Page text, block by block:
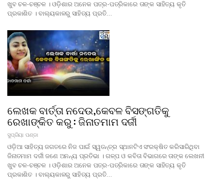
ଖୁବ ଚଳ-ଚଞ୍ଚଳ । ଓଡ଼ିଶାର ଅନେକ ପତ୍ର-ପତ୍ରିକାରେ ତାଙ୍କ ସାହିତ୍ୟ କୃତି
ପ୍ରକାଶିତ । ବାଲ୍ୟକାଳରୁ ସାହିତ୍ୟ ପ୍ରତି…
ଲେଖକ ବାର୍ତ୍ତା ନଦେଉ,କେବଳ ବିସଙ୍ଗତିକୁ
ରେଖାଙ୍କିତ କରୁ : ଜିନାତମାମ ଦର୍ଜୀ
ସୁପ୍ରିୟା ପଣ୍ଡା
ଓଡ଼ିଆ ସାହିତ୍ୟ ଜଗତରେ ନିଜ ପାଇଁ ସ୍ୱତନ୍ତ୍ର ସ୍ଥାନଟିଏ ସଂରକ୍ଷିତ କରିସାରିଥିବା
ଜିନାତମାମ ଦର୍ଜୀ ଜଣେ ଅନନ୍ୟ ପ୍ରତିଭା । ଗଳ୍ପ ଓ କବିତା ବିଭାଗରେ ତାଙ୍କ ଲେଖନୀ
ଖୁବ ଚଳ-ଚଞ୍ଚଳ । ଓଡ଼ିଶାର ଅନେକ ପତ୍ର-ପତ୍ରିକାରେ ତାଙ୍କ ସାହିତ୍ୟ କୃତି
ପ୍ରକାଶିତ । ବାଲ୍ୟକାଳରୁ ସାହିତ୍ୟ ପ୍ରତି…